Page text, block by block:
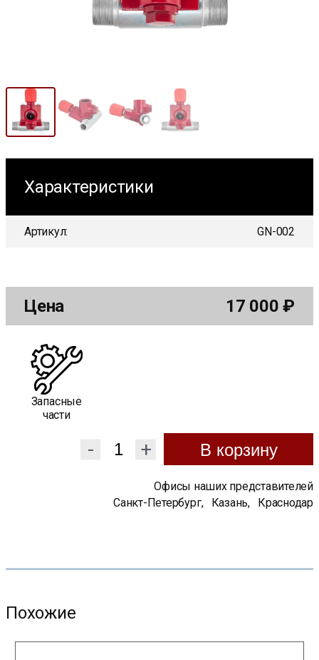
Характеристики
Артикул: GN-002
Цена 17 000₽
Запасные
части
- + В корзину
Офисы наших представителей
Санкт-Петербург, Казань, Краснодар
Похожие